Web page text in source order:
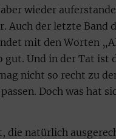
wieder
Auch der letzte Band
mit den Worten
gut. Und in der Tat ist
nicht so recht zu
Doch was hat
die natürlich